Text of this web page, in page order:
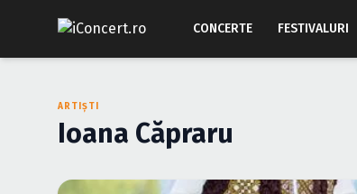
CONCERTE FESTIVALURI
ARTIȘTI
Ioana Căpraru